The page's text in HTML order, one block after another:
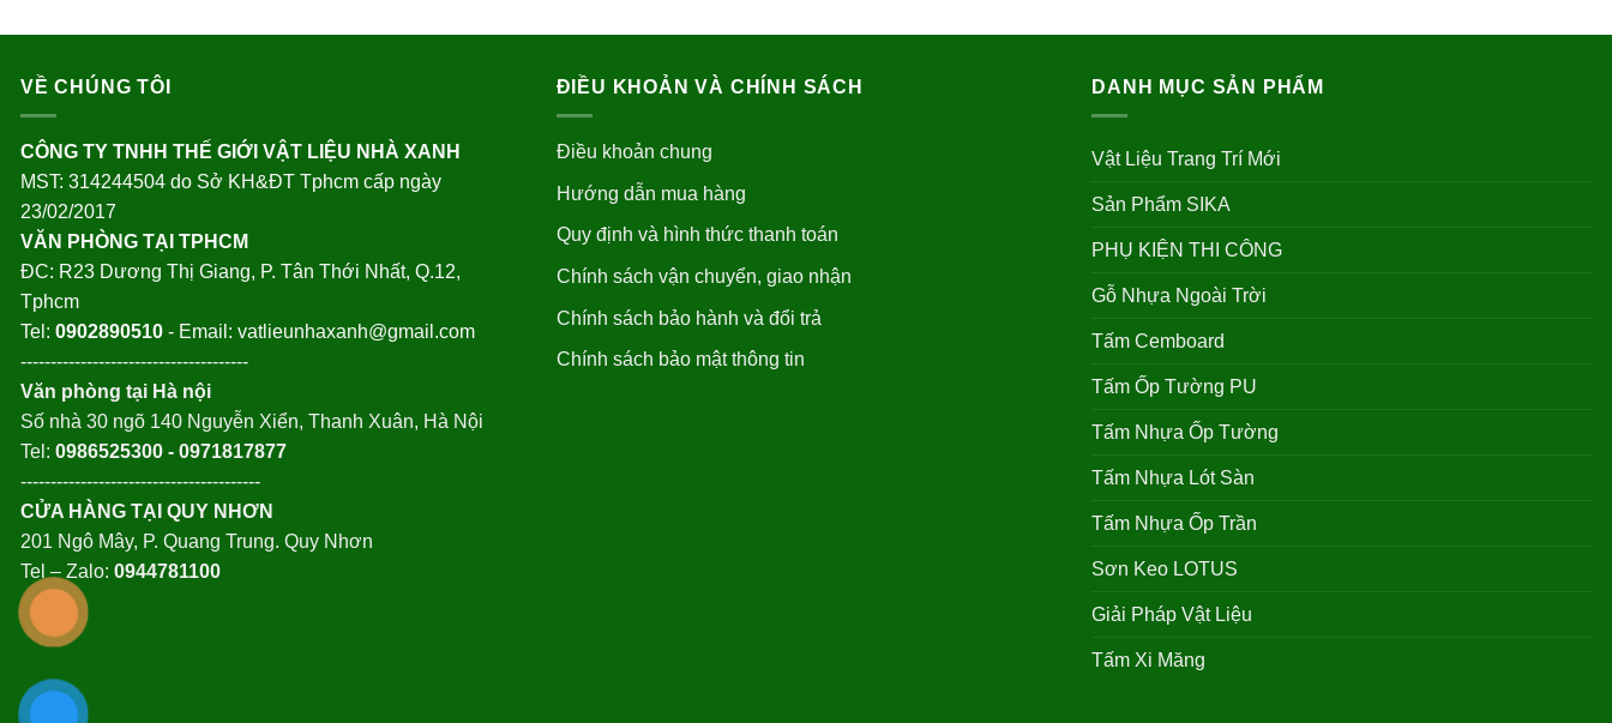
VỀ CHÚNG TÔI
CÔNG TY TNHH THẾ GIỚI VẬT LIỆU NHÀ XANH
MST: 314244504 do Sở KH&ĐT Tphcm cấp ngày
23/02/2017
VĂN PHÒNG TẠI TPHCM
ĐC: R23 Dương Thị Giang, P. Tân Thới Nhất, Q.12,
Tphcm
Tel: 0902890510 - Email: vatlieunhaxanh@gmail.com
--------------------------------------
Văn phòng tại Hà nội
Số nhà 30 ngõ 140 Nguyễn Xiển, Thanh Xuân, Hà Nội
Tel: 0986525300 - 0971817877
----------------------------------------
CỬA HÀNG TẠI QUY NHƠN
201 Ngô Mây, P. Quang Trung. Quy Nhơn
Tel – Zalo: 0944781100
ĐIỀU KHOẢN VÀ CHÍNH SÁCH
Điều khoản chung
Hướng dẫn mua hàng
Quy định và hình thức thanh toán
Chính sách vận chuyển, giao nhận
Chính sách bảo hành và đổi trả
Chính sách bảo mật thông tin
DANH MỤC SẢN PHẨM
Vật Liệu Trang Trí Mới
Sản Phẩm SIKA
PHỤ KIỆN THI CÔNG
Gỗ Nhựa Ngoài Trời
Tấm Cemboard
Tấm Ốp Tường PU
Tấm Nhựa Ốp Tường
Tấm Nhựa Lót Sàn
Tấm Nhựa Ốp Trần
Sơn Keo LOTUS
Giải Pháp Vật Liệu
Tấm Xi Măng